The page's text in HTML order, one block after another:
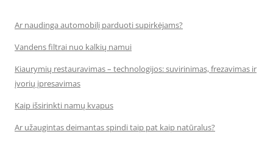
Ar naudinga automobilį parduoti supirkėjams?
Vandens filtrai nuo kalkių namui
Kiaurymių restauravimas – technologijos: suvirinimas, frezavimas ir
įvorių įpresavimas
Kaip išsirinkti namų kvapus
Ar užaugintas deimantas spindi taip pat kaip natūralus?